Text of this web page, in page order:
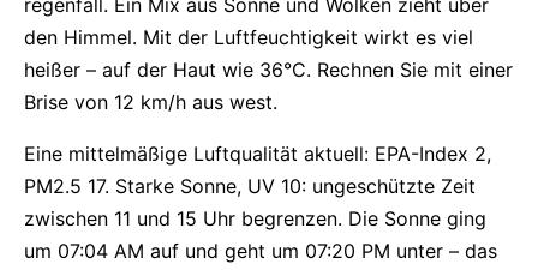
regenfall. Ein Mix aus Sonne und Wolken zieht über
den Himmel. Mit der Luftfeuchtigkeit wirkt es viel
heißer – auf der Haut wie 36°C. Rechnen Sie mit einer
Brise von 12 km/h aus west.
Eine mittelmäßige Luftqualität aktuell: EPA-Index 2,
PM2.5 17. Starke Sonne, UV 10: ungeschützte Zeit
zwischen 11 und 15 Uhr begrenzen. Die Sonne ging
um 07:04 AM auf und geht um 07:20 PM unter – das